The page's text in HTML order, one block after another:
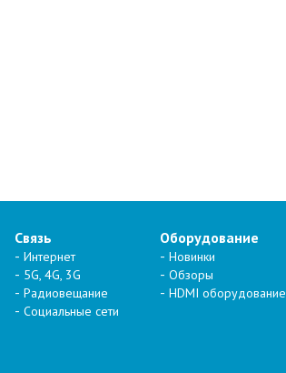
Связь
Интернет
5G, 4G, 3G
Радиовещание
Социальные сети
Оборудование
Новинки
Обзоры
HDMI оборудование